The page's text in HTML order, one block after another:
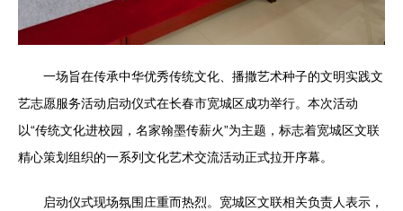
一场旨在传承中华优秀传统文化、播撒艺术种子的文明实践文
艺志愿服务活动启动仪式在长春市宽城区成功举行。本次活动
以“传统文化进校园，名家翰墨传薪火”为主题，标志着宽城区文联
精心策划组织的一系列文化艺术交流活动正式拉开序幕。
启动仪式现场氛围庄重而热烈。宽城区文联相关负责人表示，